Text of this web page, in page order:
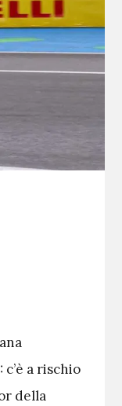
a rischio
della